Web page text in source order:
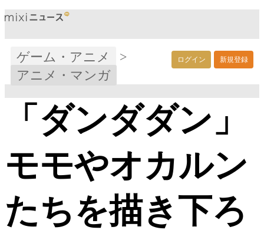
ログイン 新規登録
ゲーム・アニメ
>
アニメ・マンガ
「ダンダダン」
モモやオカルン
たちを描き下ろ